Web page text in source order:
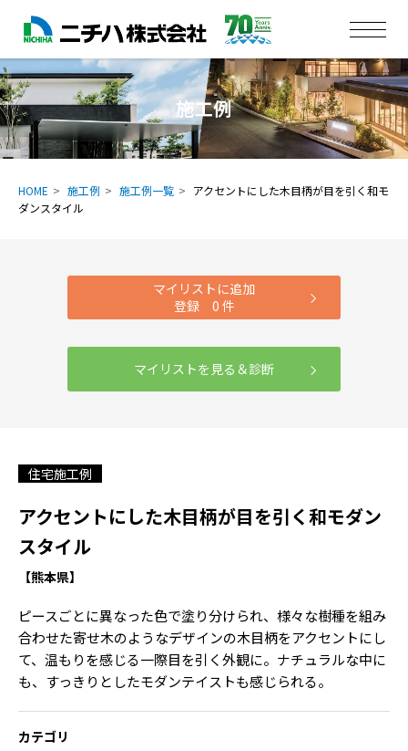
施工例
HOME 施工例 施工例一覧
アクセントにした木目柄が目を引く和モ
ダンスタイル
マイリストに追加
登録 0 件
マイリストを見る＆診断
住宅施工例
アクセントにした木目柄が目を引く和モダン
スタイル
【熊本県】
ピースごとに異なった色で塗り分けられ、様々な樹種を組み
合わせた寄せ木のようなデザインの木目柄をアクセントにし
て、温もりを感じる一際目を引く外観に。ナチュラルな中に
も、すっきりとしたモダンテイストも感じられる。
カテゴリ